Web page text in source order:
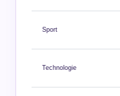
Sport
Technologie